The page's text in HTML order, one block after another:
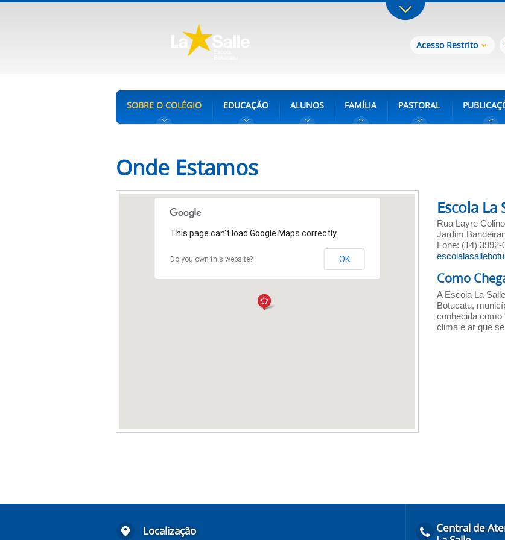
Acesso Restrito
SOBRE O COLÉGIO EDUCAÇÃO ALUNOS FAMÍLIA PASTORAL
Onde Estamos
This page can't load Google Maps correctly.
Do you own this website? OK
Escola
Rua Layre
Jardim
Fone: (14) 3992-
Como
A Escola La
Botucatu,
conhecida como
clima e ar que
Localização
Central de